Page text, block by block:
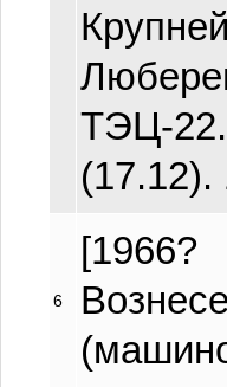
ТЭЦ-
(17.12).
6